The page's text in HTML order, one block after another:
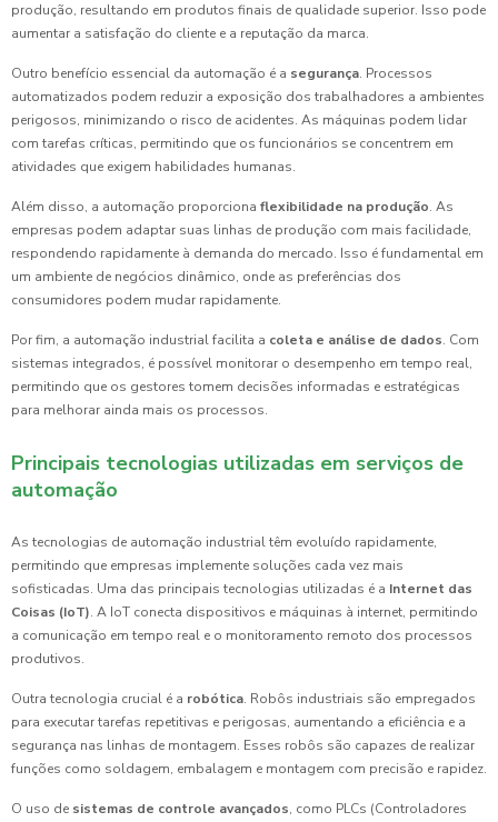
produção, resultando em produtos finais de qualidade superior. Isso pode
aumentar a satisfação do cliente e a reputação da marca.
Outro benefício essencial da automação é a segurança. Processos
automatizados podem reduzir a exposição dos trabalhadores a ambientes
perigosos, minimizando o risco de acidentes. As máquinas podem lidar
com tarefas críticas, permitindo que os funcionários se concentrem em
atividades que exigem habilidades humanas.
Além disso, a automação proporciona flexibilidade na produção. As
empresas podem adaptar suas linhas de produção com mais facilidade,
respondendo rapidamente à demanda do mercado. Isso é fundamental em
um ambiente de negócios dinâmico, onde as preferências dos
consumidores podem mudar rapidamente.
Por fim, a automação industrial facilita a coleta e análise de dados. Com
sistemas integrados, é possível monitorar o desempenho em tempo real,
permitindo que os gestores tomem decisões informadas e estratégicas
para melhorar ainda mais os processos.
Principais tecnologias utilizadas em serviços de
automação
As tecnologias de automação industrial têm evoluído rapidamente,
permitindo que empresas implemente soluções cada vez mais
sofisticadas. Uma das principais tecnologias utilizadas é a Internet das
Coisas (IoT). A IoT conecta dispositivos e máquinas à internet, permitindo
a comunicação em tempo real e o monitoramento remoto dos processos
produtivos.
Outra tecnologia crucial é a robótica. Robôs industriais são empregados
para executar tarefas repetitivas e perigosas, aumentando a eficiência e a
segurança nas linhas de montagem. Esses robôs são capazes de realizar
funções como soldagem, embalagem e montagem com precisão e rapidez.
O uso de sistemas de controle avançados, como PLCs (Controladores